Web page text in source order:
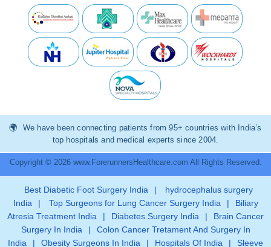
We have been connecting patients from 95+ countries with India’s
top hospitals and medical experts since 2004.
Copyright © 2026 www.ForerunnersHealthcare.com All Rights Reserved.
Best Diabetic Foot Surgery India |
hydrocephalus surgery
India
| Top Surgeons for Lung Cancer Surgery India |
Biliary
Atresia Treatment India
| Diabetes Surgery India |
Brain Cancer
Surgery In India
|
Colon Cancer Tretament And Surgery In
India
| Obesity Surgeons In India | Hospitals Of India | Sleeve